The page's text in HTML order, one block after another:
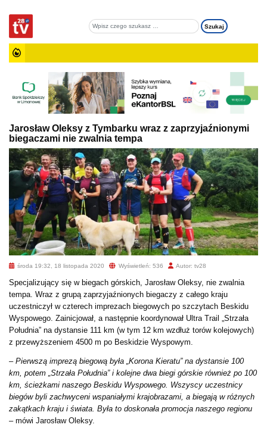
Jarosław Oleksy z Tymbarku wraz z zaprzyjaźnionymi
biegaczami nie zwalnia tempa
środa 19:32, 18 listopada 2020 Wyświetleń: 536 Autor: tv28
Specjalizujący się w biegach górskich, Jarosław Oleksy, nie zwalnia
tempa. Wraz z grupą zaprzyjaźnionych biegaczy z całego kraju
uczestniczył w czterech imprezach biegowych po szczytach Beskidu
Wyspowego. Zainicjował, a następnie koordynował Ultra Trail „Strzała
Południa” na dystansie 111 km (w tym 12 km wzdłuż torów kolejowych)
z przewyższeniem 4500 m po Beskidzie Wyspowym.
– Pierwszą imprezą biegową była „Korona Kieratu” na dystansie 100
km, potem „Strzała Południa” i kolejne dwa biegi górskie również po 100
km, ścieżkami naszego Beskidu Wyspowego. Wszyscy uczestnicy
biegów byli zachwyceni wspaniałymi krajobrazami, a biegają w różnych
zakątkach kraju i świata. Była to doskonała promocja naszego regionu
– mówi Jarosław Oleksy.